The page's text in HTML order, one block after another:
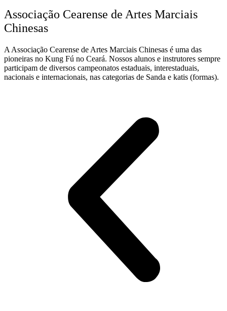
Associação Cearense de Artes Marciais
Chinesas
A Associação Cearense de Artes Marciais Chinesas é uma das
pioneiras no Kung Fú no Ceará. Nossos alunos e instrutores sempre
participam de diversos campeonatos estaduais, interestaduais,
nacionais e internacionais, nas categorias de Sanda e katis (formas).